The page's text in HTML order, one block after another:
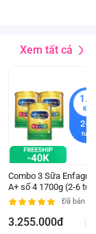
Xem tất cả
1.7
Kg
2-6
tuổi
Combo 3 Sữa
A+ số 4 1700g (2-6
2Flex
Đã bán
3.255.000đ